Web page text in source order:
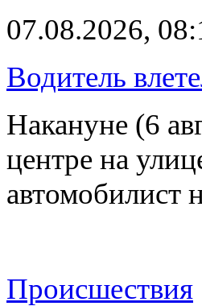
07.08.2026,
Водитель
Накануне (6
центре на
автомобилист
Происшествия